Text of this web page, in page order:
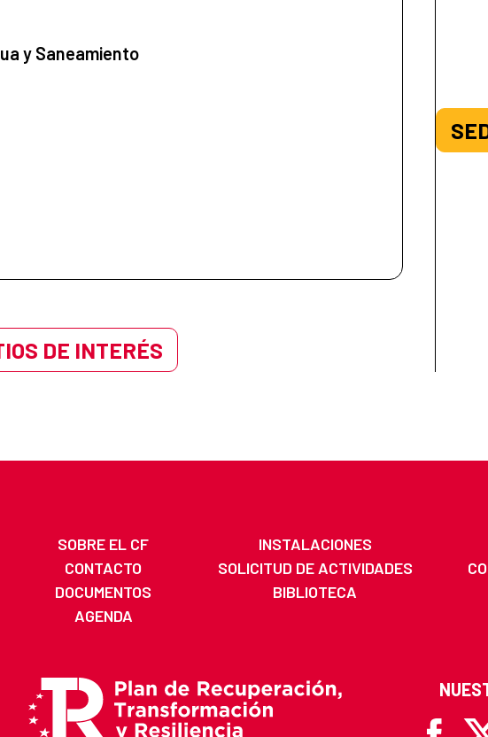
y Saneamiento
DE INTERÉS
SOBRE EL CF INSTALACIONES
CONTACTO
SOLICITUD DE ACTIVIDADES
DOCUMENTOS
BIBLIOTECA
AGENDA
X